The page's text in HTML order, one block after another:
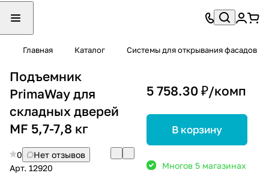
Главная Каталог Системы для открывания фасадов
Подъемник
PrimaWay для
складных дверей
MF 5,7-7,8 кг
0
Нет отзывов
Арт. 12920
5 758.30 ₽/комп
В корзину
Многов 5 магазинах